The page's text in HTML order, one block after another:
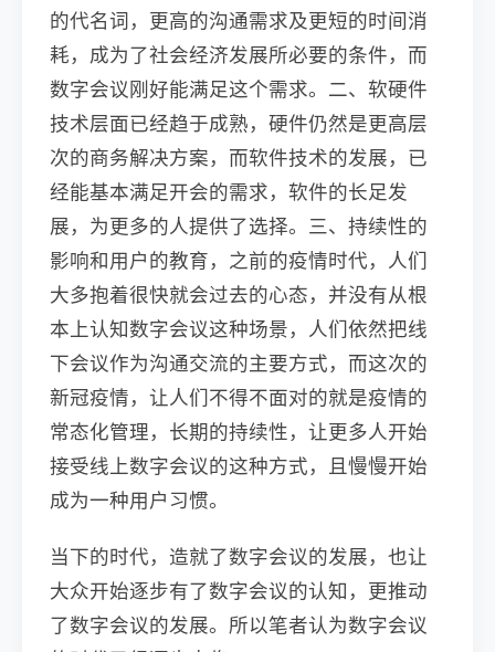
的代名词，更高的沟通需求及更短的时间消
耗，成为了社会经济发展所必要的条件，而
数字会议刚好能满足这个需求。二、软硬件
技术层面已经趋于成熟，硬件仍然是更高层
次的商务解决方案，而软件技术的发展，已
经能基本满足开会的需求，软件的长足发
展，为更多的人提供了选择。三、持续性的
影响和用户的教育，之前的疫情时代，人们
大多抱着很快就会过去的心态，并没有从根
本上认知数字会议这种场景，人们依然把线
下会议作为沟通交流的主要方式，而这次的
新冠疫情，让人们不得不面对的就是疫情的
常态化管理，长期的持续性，让更多人开始
接受线上数字会议的这种方式，且慢慢开始
成为一种用户习惯。
当下的时代，造就了数字会议的发展，也让
大众开始逐步有了数字会议的认知，更推动
了数字会议的发展。所以笔者认为数字会议